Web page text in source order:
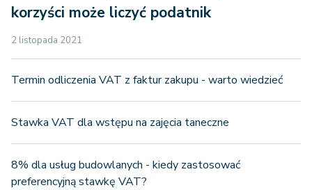
korzyści może liczyć podatnik
2 listopada 2021
Termin odliczenia VAT z faktur zakupu - warto wiedzieć
Stawka VAT dla wstępu na zajęcia taneczne
8% dla usług budowlanych - kiedy zastosować
preferencyjną stawkę VAT?